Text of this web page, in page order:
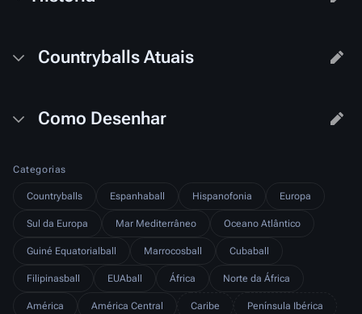
Countryballs Atuais
Como Desenhar
Categorias
Countryballs Espanhaball Hispanofonia Europa
Sul da Europa Mar Mediterrâneo Oceano Atlântico
Guiné Equatorialball Marrocosball Cubaball
Filipinasball EUAball África Norte da África
América América Central Caribe Península Ibérica